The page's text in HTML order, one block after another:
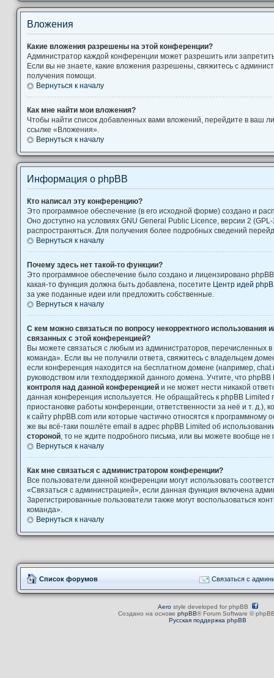
Вложения
Какие вложения разрешены на этой конференции?
Администратор каждой конференции может разрешить или
Если вы не знаете, какие вложения разрешены, свяжитесь с
получения помощи.
Вернуться к началу
Как мне найти мои вложения?
Чтобы найти список добавленных вами вложений, перейдите в ваш
ссылке «Вложения».
Вернуться к началу
Информация о phpBB
Кто написал эту конференцию?
Это программное обеспечение (в его исходной форме) создано и
Оно доступно на условиях GNU General Public Licence, версии 2
распространяться. Для получения более подробных сведений
Вернуться к началу
Почему здесь нет такой-то функции?
Это программное обеспечение было создано и лицензировано
какая-то функция должна быть добавлена, посетите Центр идей
за уже поданные идеи или предложить собственные.
Вернуться к началу
С кем можно связаться по вопросу некорректного использования
связанных с этой конференцией?
Вы можете связаться с любым из администраторов, перечисленных
команда». Если вы не получили ответа, свяжитесь с владельцем
если конференция находится на бесплатном домене (например,
руководством или техподдержкой данного домена. Учтите, что
контроля над данной конференцией и не может нести никакой
данная конференция используется. Не обращайтесь к phpBB Limited
приостановке работы конференции, ответственности за неё и т. д.),
к сайту phpBB.com или которые частично относятся к программному
же вы всё-таки пошлёте email в адрес phpBB Limited об
стороной , то не ждите подробного письма, или вы можете вообще не
Вернуться к началу
Как мне связаться с администратором конференции?
Все пользователи данной конференции могут использовать
«Связаться с администрацией», если данная функция включена
Зарегистрированные пользователи также могут воспользоваться
команда».
Вернуться к началу
Список форумов Связаться с
Aerostyle developed for phpBB
Создано на основе phpBB® Forum Software ©
Русская поддержка phpBB